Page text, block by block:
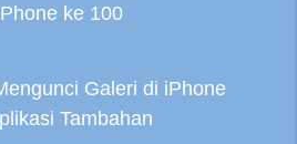
ke 100
Galeri di iPhone
Tambahan